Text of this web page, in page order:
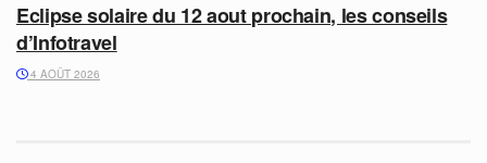
Eclipse solaire du 12 aout prochain, les conseils
d’Infotravel
4 AOÛT 2026